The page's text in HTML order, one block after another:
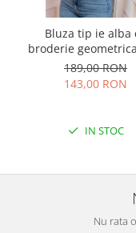
Bluza tip ie alba
broderie
Agata
189,00 RON
143,00 RON
IN STOC
Nu rata